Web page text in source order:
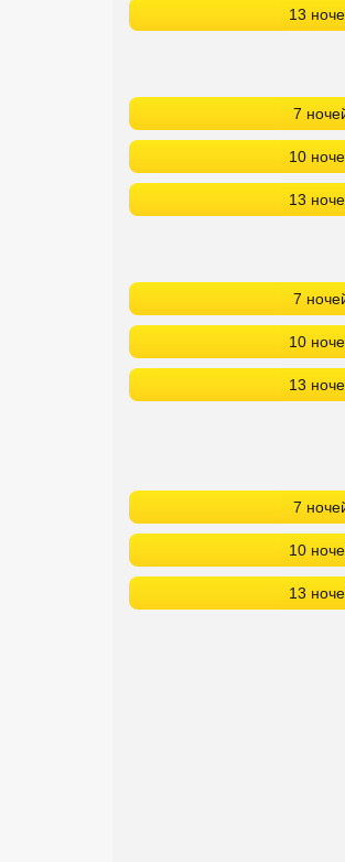
13
7
10
13
7
10
13
7
10
13
Сетевые отели Мальдив
Сетевые отели Сейшел
Сетевые отели Маврикия